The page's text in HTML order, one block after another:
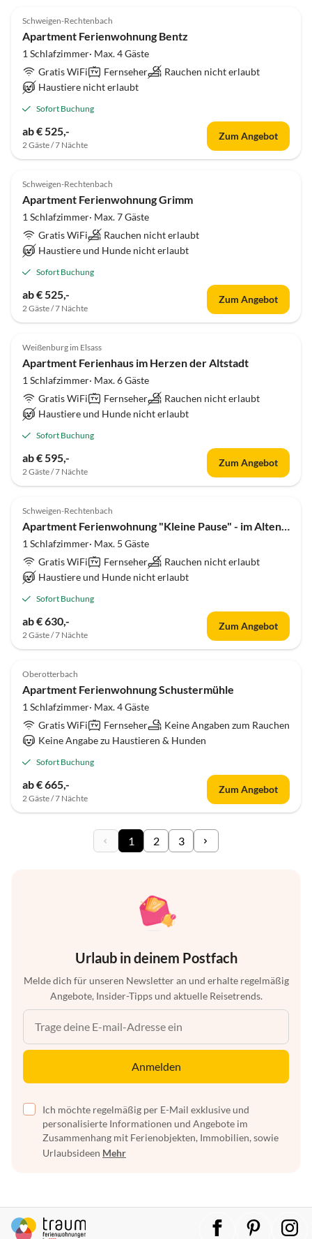
Schweigen-Rechtenbach
Apartment Ferienwohnung Bentz
1 Schlafzimmer· Max. 4 Gäste
Gratis WiFi
Fernseher
Rauchen nicht erlaubt
Haustiere nicht erlaubt
Sofort Buchung
ab € 525,-
2 Gäste / 7 Nächte
Zum Angebot
Schweigen-Rechtenbach
Apartment Ferienwohnung Grimm
1 Schlafzimmer· Max. 7 Gäste
Gratis WiFi
Rauchen nicht erlaubt
Haustiere und Hunde nicht erlaubt
Sofort Buchung
ab € 525,-
2 Gäste / 7 Nächte
Zum Angebot
Weißenburg im Elsass
Apartment Ferienhaus im Herzen der Altstadt
1 Schlafzimmer· Max. 6 Gäste
Gratis WiFi
Fernseher
Rauchen nicht erlaubt
Haustiere und Hunde nicht erlaubt
Sofort Buchung
ab € 595,-
2 Gäste / 7 Nächte
Zum Angebot
Schweigen-Rechtenbach
Apartment Ferienwohnung "Kleine Pause" - im Alten Schulhaus
1 Schlafzimmer· Max. 5 Gäste
Gratis WiFi
Fernseher
Rauchen nicht erlaubt
Haustiere und Hunde nicht erlaubt
Sofort Buchung
ab € 630,-
2 Gäste / 7 Nächte
Zum Angebot
Oberotterbach
Apartment Ferienwohnung Schustermühle
1 Schlafzimmer· Max. 4 Gäste
Gratis WiFi
Fernseher
Keine Angaben zum Rauchen
Keine Angabe zu Haustieren & Hunden
Sofort Buchung
ab € 665,-
2 Gäste / 7 Nächte
Zum Angebot
1 2 3
Urlaub in deinem Postfach
Melde dich für unseren Newsletter an und erhalte regelmäßig
Angebote, Insider-Tipps und aktuelle Reisetrends.
Anmelden
Ich möchte regelmäßig per E-Mail exklusive und
personalisierte Informationen und Angebote im
Zusammenhang mit Ferienobjekten, Immobilien, sowie
Urlaubsideen Mehr